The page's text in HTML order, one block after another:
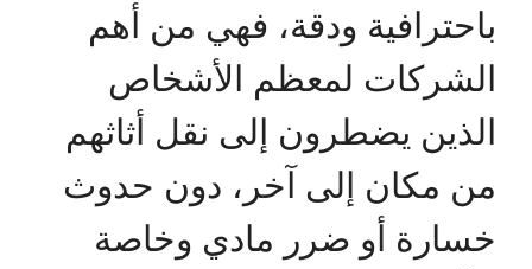
باحترافية ودقة، فهي من أهم
الشركات لمعظم الأشخاص
الذين يضطرون إلى نقل أثاثهم
من مكان إلى آخر، دون حدوث
خسارة أو ضرر مادي وخاصة